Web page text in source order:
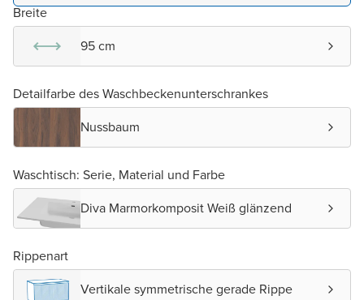
Breite
95 cm
Detailfarbe des Waschbeckenunterschrankes
Nussbaum
Waschtisch: Serie, Material und Farbe
Diva Marmorkomposit Weiß glänzend
Rippenart
Vertikale symmetrische gerade Rippe